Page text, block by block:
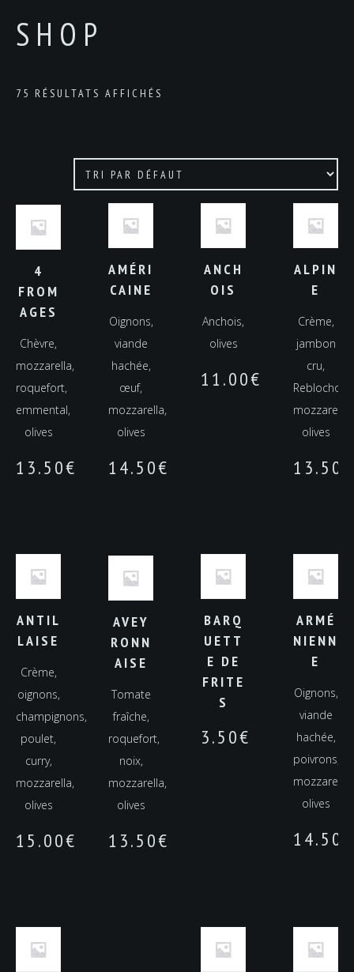
SHOP
75 RÉSULTATS AFFICHÉS
4
FROM
AGES
Chèvre,
mozzarella,
roquefort,
emmental,
olives
13.50€
ALPIN
E
Crème,
jambon
cru,
Reblochon,
mozzarella,
olives
13.50
AMÉRI
CAINE
Oignons,
viande
hachée,
œuf,
mozzarella,
olives
14.50€
ANCH
OIS
Anchois,
olives
11.00€
ANTIL
LAISE
Crème,
oignons,
champignons,
poulet,
curry,
mozzarella,
olives
15.00€
ARMÉ
NIENN
E
Oignons,
viande
hachée,
poivrons,
mozzarella,
olives
14.50
AVEY
RONN
AISE
Tomate
fraîche,
roquefort,
noix,
mozzarella,
olives
13.50€
BARQ
UETT
E DE
FRITE
S
3.50€